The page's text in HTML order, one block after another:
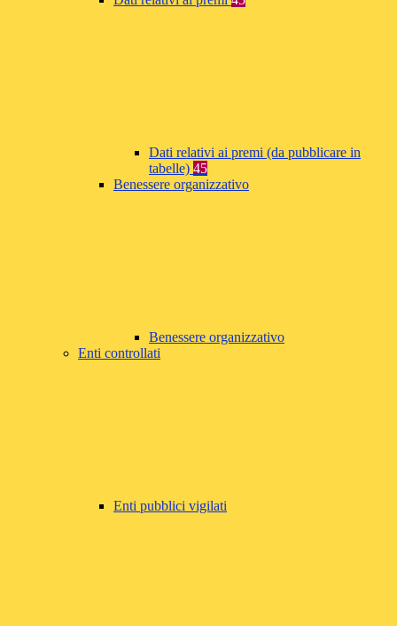
Dati relativi ai premi (da pubblicare in
tabelle) 45
Benessere organizzativo
Benessere organizzativo
Enti controllati
Enti pubblici vigilati